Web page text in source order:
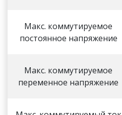
Макс. коммутируемое
постоянное напряжение
Макс. коммутируемое
переменное напряжение